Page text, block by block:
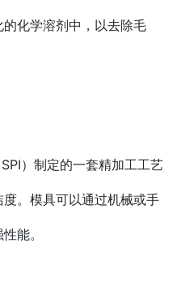
化学溶剂中，以去除毛
）制定的一套精加工工艺
。模具可以通过机械或手
能。